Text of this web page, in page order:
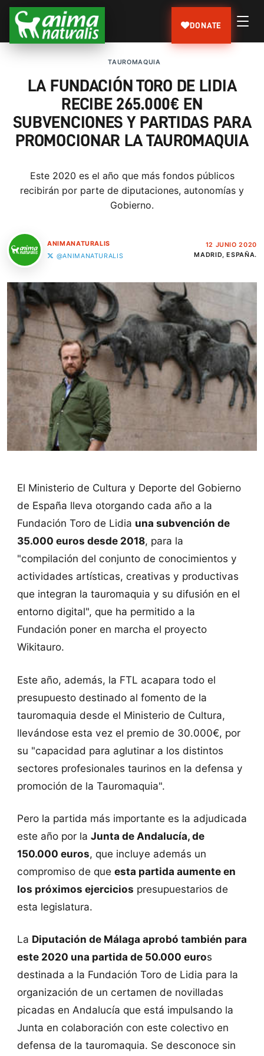
DONATE
TAUROMAQUIA
LA FUNDACIÓN TORO DE LIDIA
RECIBE 265.000€ EN
SUBVENCIONES Y PARTIDAS PARA
PROMOCIONAR LA TAUROMAQUIA
Este 2020 es el año que más fondos públicos
recibirán por parte de diputaciones, autonomías y
Gobierno.
ANIMANATURALIS
@ANIMANATURALIS
12 JUNIO 2020
MADRID, ESPAÑA.
El Ministerio de Cultura y Deporte del Gobierno
de España lleva otorgando cada año a la
Fundación Toro de Lidia una subvención de
35.000 euros desde 2018, para la
"compilación del conjunto de conocimientos y
actividades artísticas, creativas y productivas
que integran la tauromaquia y su difusión en el
entorno digital", que ha permitido a la
Fundación poner en marcha el proyecto
Wikitauro.
Este año, además, la FTL acapara todo el
presupuesto destinado al fomento de la
tauromaquia desde el Ministerio de Cultura,
llevándose esta vez el premio de 30.000€, por
su "capacidad para aglutinar a los distintos
sectores profesionales taurinos en la defensa y
promoción de la Tauromaquia".
Pero la partida más importante es la adjudicada
este año por la Junta de Andalucía, de
150.000 euros, que incluye además un
compromiso de que esta partida aumente en
los próximos ejercicios presupuestarios de
esta legislatura.
La Diputación de Málaga aprobó también para
este 2020 una partida de 50.000 euros
destinada a la Fundación Toro de Lidia para la
organización de un certamen de novilladas
picadas en Andalucía que está impulsando la
Junta en colaboración con este colectivo en
defensa de la tauromaquia. Se desconoce sin